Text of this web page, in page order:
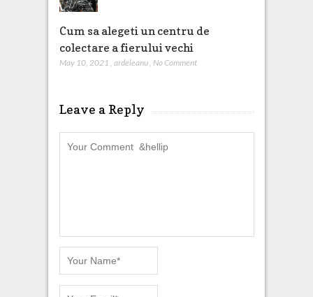
Cum sa alegeti un centru de
colectare a fierului vechi
May 10, 2021 , ardeleanu, No Comment
Leave a Reply